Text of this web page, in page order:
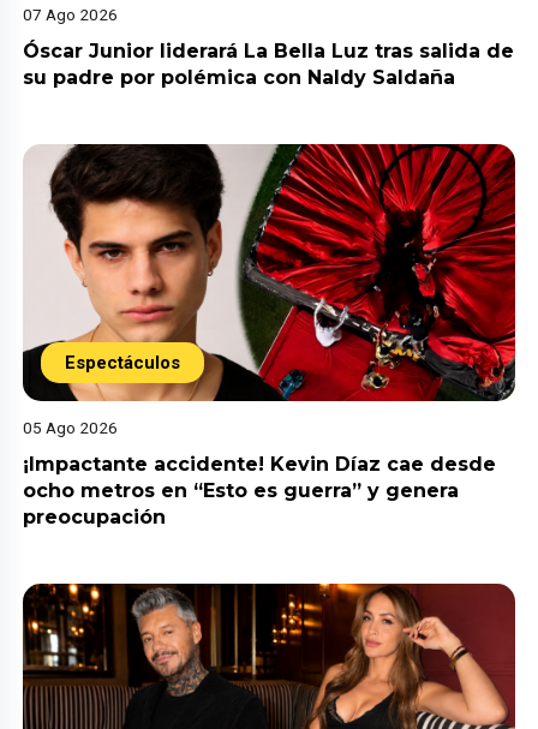
07 Ago 2026
Óscar Junior liderará La Bella Luz tras salida de
su padre por polémica con Naldy Saldaña
Espectáculos
05 Ago 2026
¡Impactante accidente! Kevin Díaz cae desde
ocho metros en “Esto es guerra” y genera
preocupación